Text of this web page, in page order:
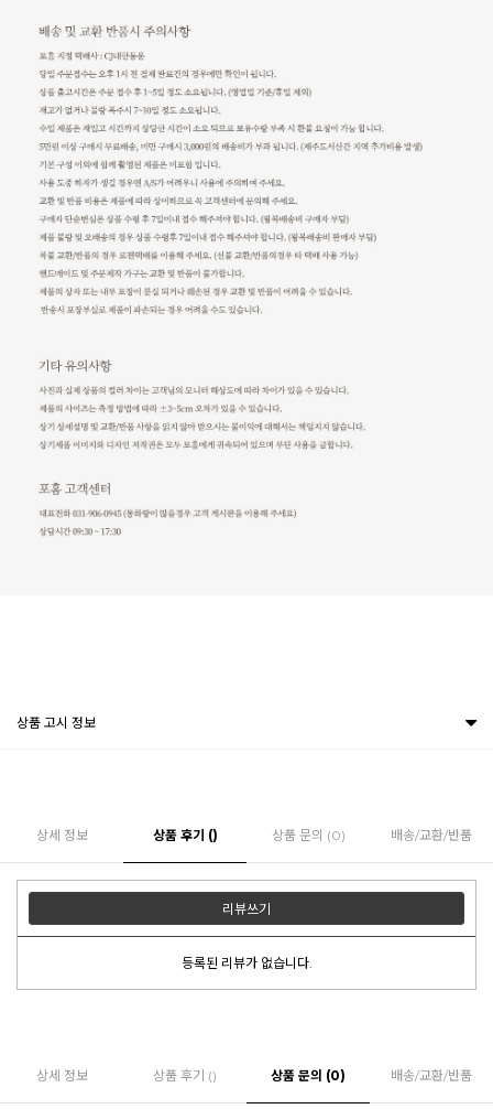
상품 고시 정보
상세 정보 상품 후기 () 상품 문의 (0) 배송/교환/반품
리뷰쓰기
등록된 리뷰가 없습니다.
상세 정보 상품 후기 () 상품 문의 (0) 배송/교환/반품